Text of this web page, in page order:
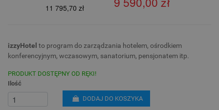
11 795,70 zł
izzyHotel to program do zarządzania hotelem, ośrodkiem
konferencyjnym, wczasowym, sanatorium, pensjonatem itp.
PRODUKT DOSTĘPNY OD RĘKI!
Ilość
DODAJ DO KOSZYKA